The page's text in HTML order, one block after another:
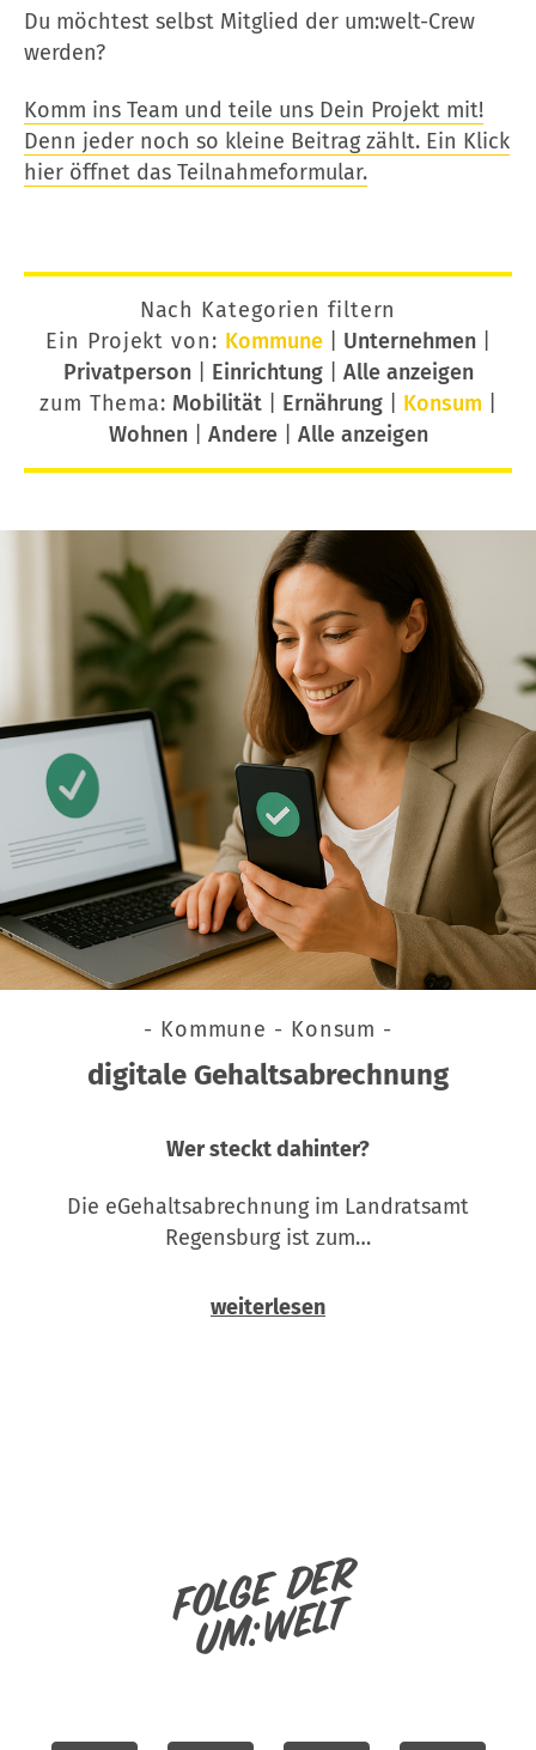
Du möchtest selbst Mitglied der um:welt-Crew
werden?
Komm ins Team und teile uns Dein Projekt mit!
Denn jeder noch so kleine Beitrag zählt. Ein Klick
hier öffnet das Teilnahmeformular.
Nach Kategorien filtern
Ein Projekt von: Kommune| Unternehmen|
Privatperson| Einrichtung| Alle anzeigen
zum Thema: Mobilität Ernährung Konsum
Wohnen| Andere| Alle anzeigen
- Kommune - Konsum -
digitale Gehaltsabrechnung
Wer steckt dahinter?
Die eGehaltsabrechnung im Landratsamt
Regensburg ist zum…
weiterlesen
Folge der
um:welt